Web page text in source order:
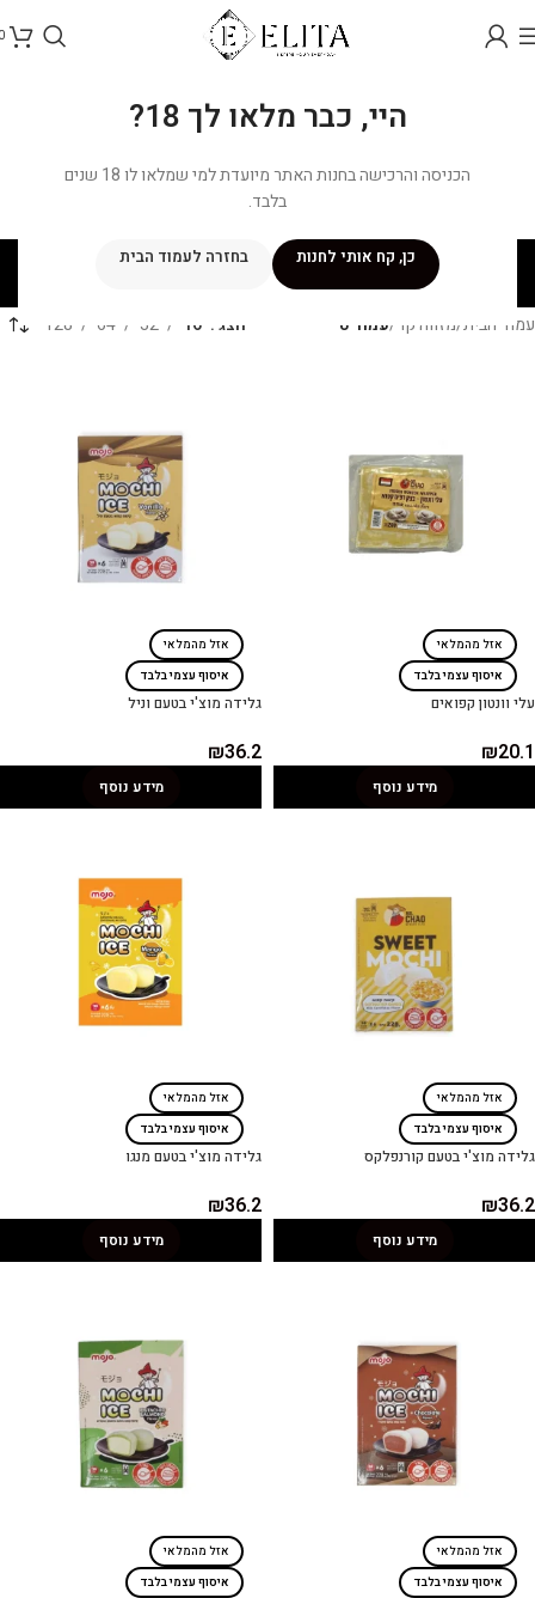
היי, כבר מלאו לך 18?
הכניסה והרכישה בחנות האתר מיועדת למי שמלאו לו 18 שנים
בלבד.
כן, קח אותי לחנות בחזרה לעמוד הביתמזווה קר
עמוד הבית/מזווה קר /עמוד 8 הצג 16
32
64
128
אזל מהמלאי
איסוף עצמי בלבד
עלי וונטון קפואים
₪20.1
מידע נוסף
אזל מהמלאי
איסוף עצמי בלבד
גלידה מוצ'י בטעם וניל
₪36.2
מידע נוסף
אזל מהמלאי
איסוף עצמי בלבד
גלידה מוצ'י בטעם קורנפלקס
₪36.2
מידע נוסף
אזל מהמלאי
איסוף עצמי בלבד
גלידה מוצ'י בטעם מנגו
₪36.2
מידע נוסף
אזל מהמלאי
איסוף עצמי בלבד
אזל מהמלאי
איסוף עצמי בלבד